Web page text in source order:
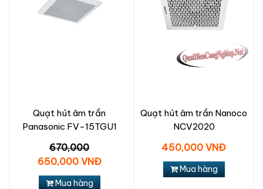
Quạt hút âm trần
Panasonic FV-15TGU1
670,000
650,000 VNĐ
Mua hàng
Quạt hút âm trần Nanoco
NCV2020
450,000 VNĐ
Mua hàng